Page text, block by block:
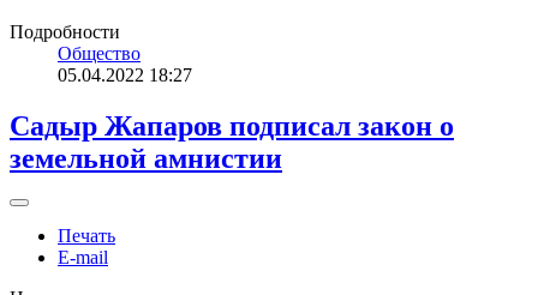
Подробности
Общество
05.04.2022 18:27
Садыр Жапаров подписал закон о
земельной амнистии
Печать
E-mail